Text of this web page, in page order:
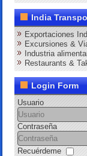
India
Exportaciones
Excursiones &
Industria
Restaurants &
Login Form
Usuario
Contraseña
Recuérdeme